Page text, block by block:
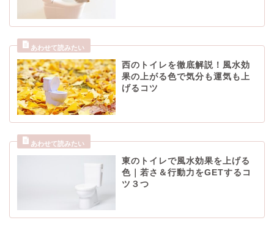
西のトイレを徹底解説！風水効
果の上がる色で気分も運気も上
げるコツ
東のトイレで風水効果を上げる
色｜若さ＆行動力をGETするコ
ツ３つ